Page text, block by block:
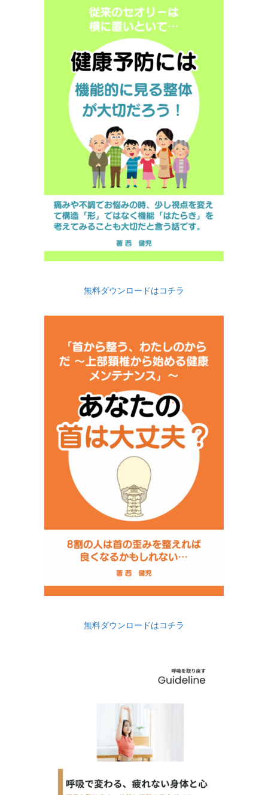
無料ダウンロードはコチラ
無料ダウンロードはコチラ
